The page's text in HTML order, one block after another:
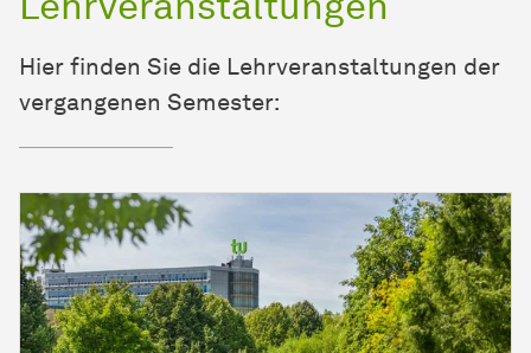
Hier finden Sie die Lehrveranstaltungen der
vergangenen Semester: